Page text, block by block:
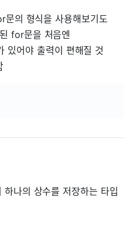
의 형식을 사용해보기도
for문을 처음엔
있어야 출력이 편해질 것
나의 상수를 저장하는 타입